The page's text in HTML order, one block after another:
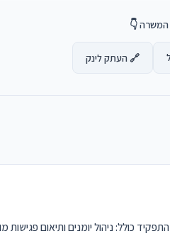
👇
🔗 העתק לינק